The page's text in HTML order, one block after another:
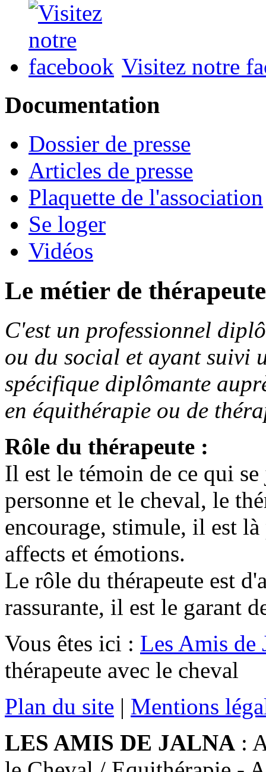
Visitez notre
Documentation
Dossier de presse
Articles de presse
Plaquette de l'association
Se loger
Vidéos
Le métier de
C'est un professionnel
ou du social et ayant suivi
spécifique diplômante
en équithérapie ou de
Rôle du thérapeute :
Il est le témoin de ce qui
personne et le cheval, le
encourage, stimule, il est
affects et émotions.
Le rôle du thérapeute est
rassurante, il est le garant
Vous êtes ici : Les Amis de
thérapeute avec le cheval
Plan du site | Mentions
LES AMIS DE JALNA :